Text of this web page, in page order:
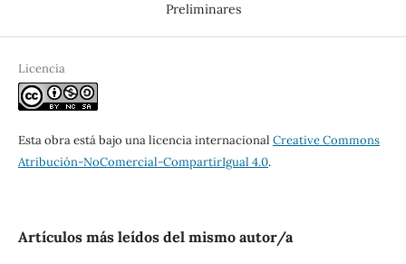
Preliminares
Licencia
Esta obra está bajo una licencia internacional Creative Commons
Atribución-NoComercial-CompartirIgual 4.0.
Artículos más leídos del mismo autor/a